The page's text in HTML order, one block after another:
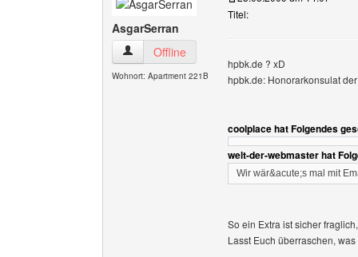
AsgarSerran
AsgarSerran Benutzer-Profile anzeigen
Offline
Wohnort: Apartment 221B
Titel:
hpbk.de ? xD
hpbk.de: Honorarkonsulat
coolplace hat Folgendes
welt-der-webmaster hat
Wir wär&acute;s mal mit
So ein Extra ist sicher
Lasst Euch überraschen,